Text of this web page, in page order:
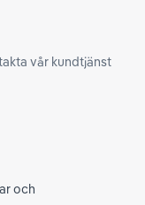
vår kundtjänst
och